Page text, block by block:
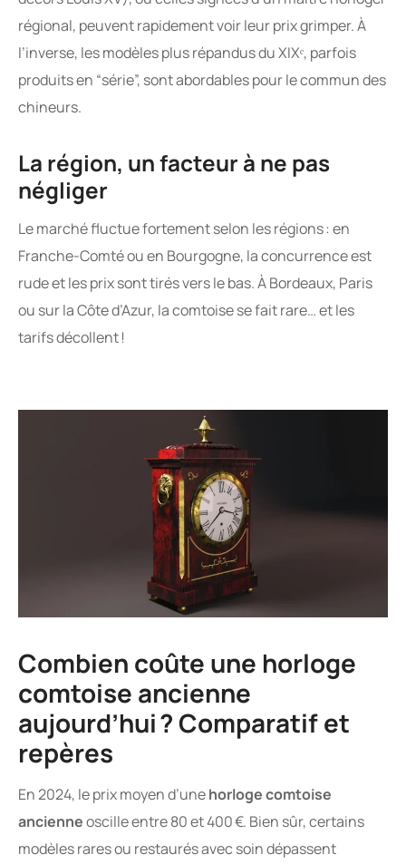
régional, peuvent rapidement voir leur prix grimper. À
l’inverse, les modèles plus répandus du XIXᵉ, parfois
produits en “série”, sont abordables pour le commun des
chineurs.
La région, un facteur à ne pas
négliger
Le marché fluctue fortement selon les régions : en
Franche-Comté ou en Bourgogne, la concurrence est
rude et les prix sont tirés vers le bas. À Bordeaux, Paris
ou sur la Côte d’Azur, la comtoise se fait rare… et les
tarifs décollent !
Combien coûte une horloge
comtoise ancienne
aujourd’hui ? Comparatif et
repères
En 2024, le prix moyen d’unehorloge comtoise
ancienneoscille entre 80 et 400 €. Bien sûr, certains
modèles rares ou restaurés avec soin dépassent